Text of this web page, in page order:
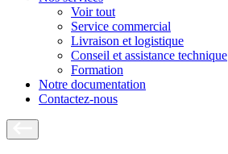
Voir tout
Service commercial
Livraison et logistique
Conseil et assistance technique
Formation
Notre documentation
Contactez-nous